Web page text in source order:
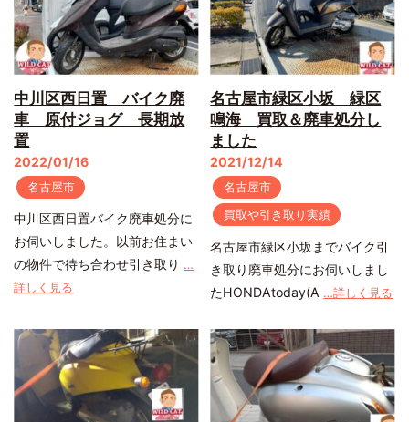
中川区西日置 バイク廃
車 原付ジョグ 長期放
置
2022/01/16
名古屋市
中川区西日置バイク廃車処分に
お伺いしました。以前お住まい
の物件で待ち合わせ引き取り …
詳しく見る
名古屋市緑区小坂 緑区
鳴海 買取＆廃車処分し
ました
2021/12/14
名古屋市
買取や引き取り実績
名古屋市緑区小坂までバイク引
き取り廃車処分にお伺いしまし
たHONDAtoday(A …詳しく見る